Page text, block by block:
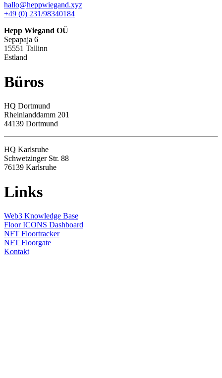
hallo@heppwiegand.xyz
+49 (0) 231/98340184
Hepp Wiegand OÜ
Sepapaja 6
15551 Tallinn
Estland
Büros
HQ Dortmund
Rheinlanddamm 201
44139 Dortmund
HQ Karlsruhe
Schwetzinger Str. 88
76139 Karlsruhe
Links
Web3 Knowledge Base
Floor ICONS Dashboard
NFT Floortracker
NFT Floorgate
Kontakt